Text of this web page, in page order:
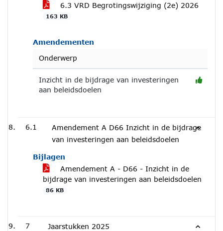
6.3 VRD Begrotingswijziging (2e) 2026
163 KB
Amendementen
Onderwerp
Inzicht in de bijdrage van investeringen
aan beleidsdoelen
6.1
Amendement A D66 Inzicht in de bijdrage
van investeringen aan beleidsdoelen
Bijlagen
Amendement A - D66 - Inzicht in de
bijdrage van investeringen aan beleidsdoelen
86 KB
7 Jaarstukken 2025